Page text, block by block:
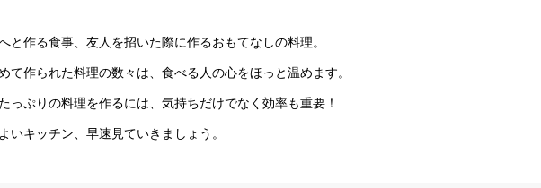
と作る食事、友人を招いた際に作るおもてなしの料理。
て作られた料理の数々は、食べる人の心をほっと温めます。
っぷりの料理を作るには、気持ちだけでなく効率も重要！
いキッチン、早速見ていきましょう。